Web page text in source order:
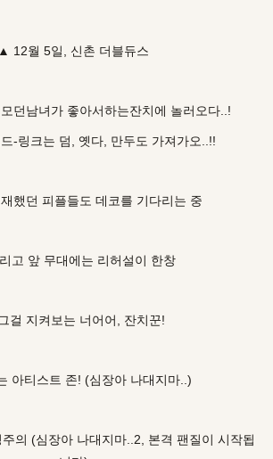
▲ 12월 5일, 신촌 더블듀스
던남녀가 좋아서하는잔치에 놀러오다..!
-링크는 덤, 옛다, 만두도 가져가오..!!
했던 피플들도 데코를 기다리는 중
고 앞 무대에는 리허설이 한창
걸 지켜보는 너어어, 잔치꾼!
아티스트 존! (심장아 나대지마..)
의 (심장아 나대지마..2, 본격 팬질이 시작됩